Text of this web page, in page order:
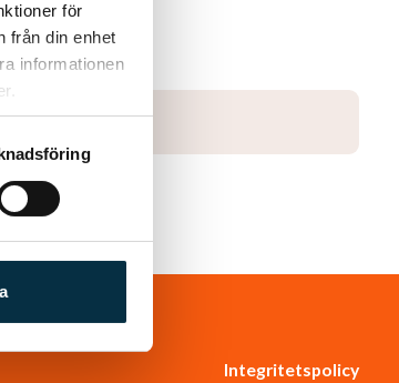
för
från din enhet
informationen
Integritetspolicy